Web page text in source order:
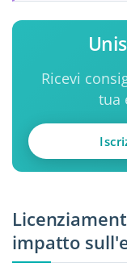
Ricevi
tua
impatto